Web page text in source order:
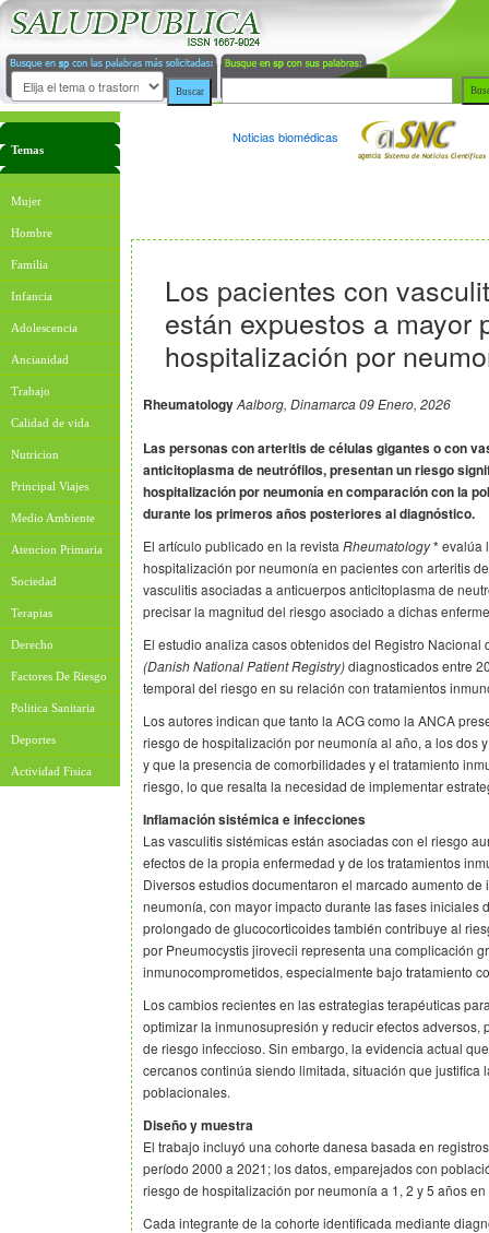
Temas
Mujer
Hombre
Familia
Infancia
Adolescencia
Ancianidad
Trabajo
Calidad de vida
Nutricion
Principal Viajes
Medio Ambiente
Atencion Primaria
Sociedad
Terapias
Derecho
Factores De Riesgo
Politica Sanitaria
Deportes
Actividad Fisica
Noticias biomédicas
Los pacientes con
están expuestos a mayor
hospitalización por
RheumatologyAalborg, Dinamarca 09 Enero, 2026
Las personas con arteritis de células gigantes o con
anticitoplasma de neutrófilos, presentan un riesgo
hospitalización por neumonía en comparación con la
durante los primeros años posteriores al diagnóstico.
El artículo publicado en la revista Rheumatology* evalúa
hospitalización por neumonía en pacientes con arteritis
vasculitis asociadas a anticuerpos anticitoplasma de
precisar la magnitud del riesgo asociado a dichas
El estudio analiza casos obtenidos del Registro Nacional
(Danish National Patient Registry)diagnosticados entre
temporal del riesgo en su relación con tratamientos
Los autores indican que tanto la ACG como la ANCA
riesgo de hospitalización por neumonía al año, a los dos
y que la presencia de comorbilidades y el tratamiento
riesgo, lo que resalta la necesidad de implementar
Inflamación sistémica e infecciones
Las vasculitis sistémicas están asociadas con el riesgo
efectos de la propia enfermedad y de los tratamientos
Diversos estudios documentaron el marcado aumento
neumonía, con mayor impacto durante las fases iniciales
prolongado de glucocorticoides también contribuye al
por Pneumocystis jirovecii representa una complicación
inmunocomprometidos, especialmente bajo tratamiento
Los cambios recientes en las estrategias terapéuticas
optimizar la inmunosupresión y reducir efectos adversos,
de riesgo infeccioso. Sin embargo, la evidencia actual
cercanos continúa siendo limitada, situación que justifica
poblacionales.
Diseño y muestra
El trabajo incluyó una cohorte danesa basada en
período 2000 a 2021; los datos, emparejados con
riesgo de hospitalización por neumonía a 1, 2 y 5 años
Cada integrante de la cohorte identificada mediante